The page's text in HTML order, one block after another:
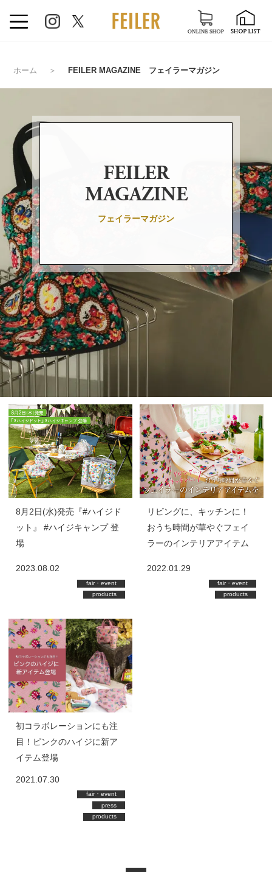
ホーム ＞ FEILER MAGAZINE フェイラーマガジン
FEILER
MAGAZINE
フェイラーマガジン
8月2日(水)発売『#ハイジド
ット』 #ハイジキャンプ 登
場
2023.08.02
fair・event
products
リビングに、キッチンに！
おうち時間が華やぐフェイ
ラーのインテリアアイテム
2022.01.29
fair・event
products
初コラボレーションにも注
目！ピンクのハイジに新ア
イテム登場
2021.07.30
fair・event
press
products